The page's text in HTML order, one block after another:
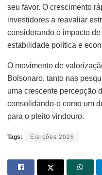
seu favor. O crescimento
investidores a reavaliar
considerando o impacto
estabilidade política e
O movimento de
Bolsonaro, tanto nas
uma crescente percepção
consolidando-o como um
para o pleito vindouro.
Tags: Eleições 2026